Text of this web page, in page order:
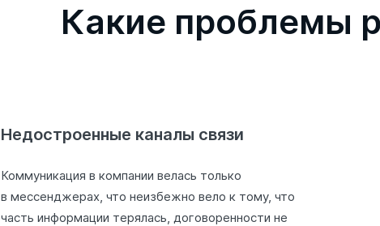
Какие проблемы
Недостроенные каналы связи
Коммуникация в компании велась только
в мессенджерах, что неизбежно вело к тому, что
часть информации терялась, договоренности не